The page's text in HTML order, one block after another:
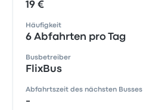
19 €
Häufigkeit
6 Abfahrten pro Tag
Busbetreiber
FlixBus
Abfahrtszeit des nächsten Busses
-